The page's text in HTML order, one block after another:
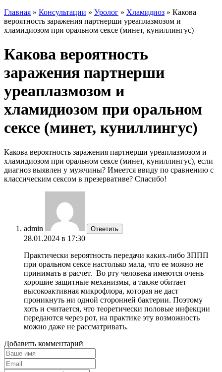
Главная » Консультации » Уролог » Хламидиоз » Какова
вероятность заражения партнерши уреаплазмозом и
хламидиозом при оральном сексе (минет, куниллингус)
Какова вероятность
заражения партнерши
уреаплазмозом и
хламидиозом при оральном
сексе (минет, куниллингус)
Какова вероятность заражения партнерши уреаплазмозом и
хламидиозом при оральном сексе (минет, куниллингус), если
диагноз выявлен у мужчины? Имеется ввиду по сравнению с
классическим сексом в презервативе? Спасибо!
admin Ответить
28.01.2024 в 17:30
Практически вероятность передачи каких-либо ЗППП
при оральном сексе настолько мала, что ее можно не
принимать в расчет. Во рту человека имеются очень
хорошие защитные механизмы, а также обитает
высокоактивная микрофлора, которая не даст
проникнуть ни одной сторонней бактерии. Поэтому
хоть и считается, что теоретически половые инфекции
передаются через рот, на практике эту возможность
можно даже не рассматривать.
Добавить комментарий